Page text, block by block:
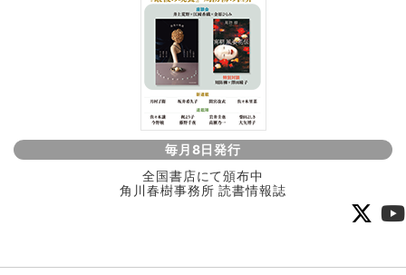
毎月8日発行
全国書店にて頒布中
角川春樹事務所 読書情報誌